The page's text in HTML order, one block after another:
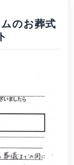
のお葬式